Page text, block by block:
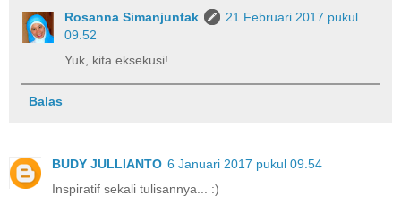
Rosanna Simanjuntak
21 Februari 2017 pukul
09.52
Yuk, kita eksekusi!
Balas
BUDY JULLIANTO 6 Januari 2017 pukul 09.54
Inspiratif sekali tulisannya... :)